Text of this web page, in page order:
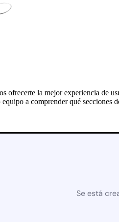
Se está
ofrecerte la mejor experiencia de
a comprender qué secciones